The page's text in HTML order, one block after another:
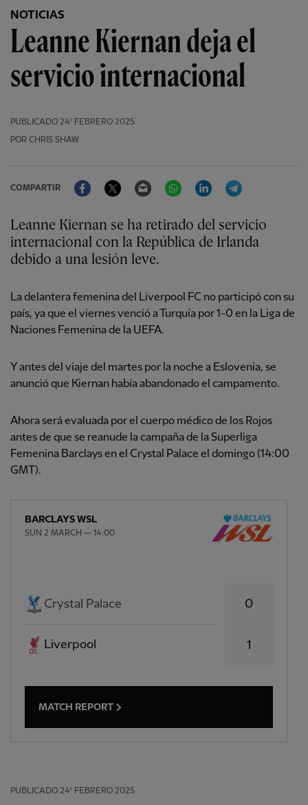
NOTICIAS
Leanne Kiernan deja el
servicio internacional
PUBLICADO 24º FEBRERO 2025
POR CHRIS SHAW
COMPARTIR
FacebookTwitter Email WhatsAppLinkedIn
Leanne Kiernan se ha retirado del servicio
internacional con la República de Irlanda
debido a una lesión leve.
La delantera femenina del Liverpool FC no participó con su
país, ya que el viernes venció a Turquía por 1-0 en la Liga de
Naciones Femenina de la UEFA.
Y antes del viaje del martes por la noche a Eslovenia, se
anunció que Kiernan había abandonado el campamento.
Ahora será evaluada por el cuerpo médico de los Rojos
antes de que se reanude la campaña de la Superliga
Femenina Barclays en el Crystal Palace el domingo (14:00
GMT).
BARCLAYS WSL
SUN 2 MARCH — 14:00
Crystal Palace
Liverpool
0
1
MATCH REPORT
PUBLICADO 24º FEBRERO 2025